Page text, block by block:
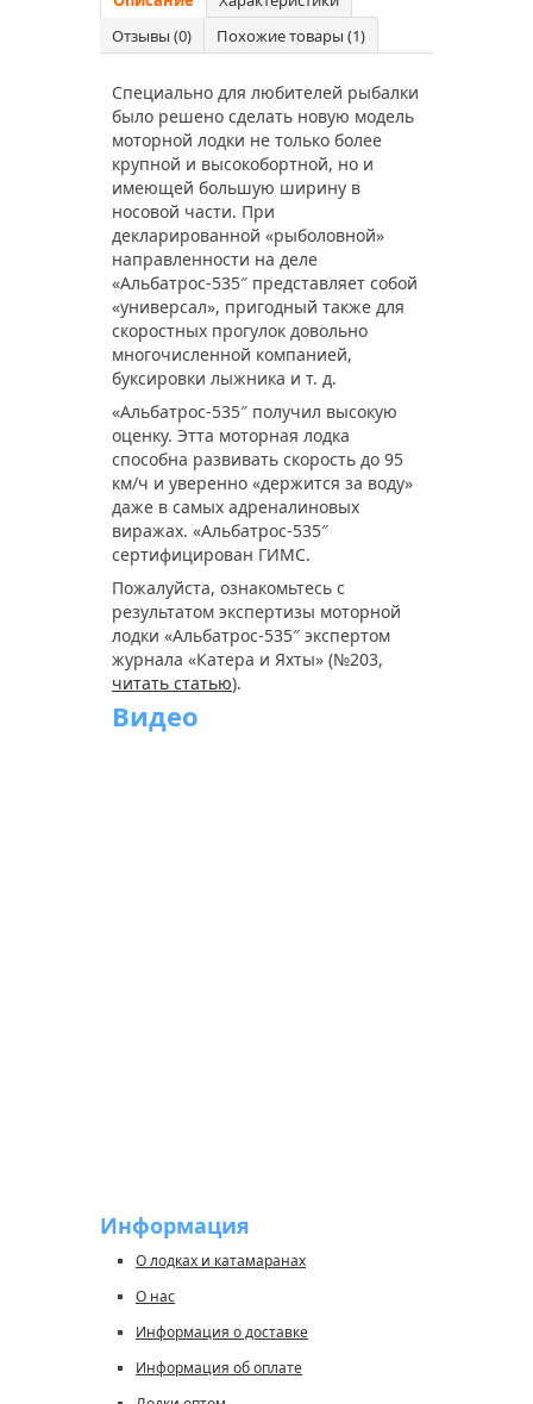
Отзывы (0)
Похожие товары (1)
Специально для любителей рыбалки
было решено сделать новую модель
моторной лодки не только более
крупной и высокобортной, но и
имеющей большую ширину в
носовой части. При
декларированной «рыболовной»
направленности на деле
«Альбатрос-535″ представляет собой
«универсал», пригодный также для
скоростных прогулок довольно
многочисленной компанией,
буксировки лыжника и т. д.
«Альбатрос-535″ получил высокую
оценку. Этта моторная лодка
способна развивать скорость до 95
км/ч и уверенно «держится за воду»
даже в самых адреналиновых
виражах. «Альбатрос-535″
сертифицирован ГИМС.
Пожалуйста, ознакомьтесь с
результатом экспертизы моторной
лодки «Альбатрос-535″ экспертом
журнала «Катера и Яхты» (№203,
читать статью).
Видео
Информация
О лодках и катамаранах
О нас
Информация о доставке
Информация об оплате